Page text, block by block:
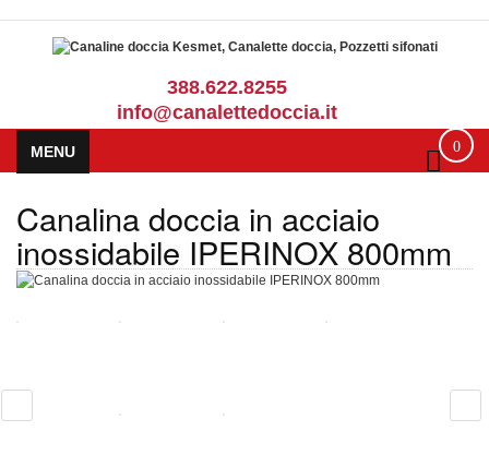
388.622.8255
info@canalettedoccia.it
0
MENU
Canalina doccia in acciaio
inossidabile IPERINOX 800mm